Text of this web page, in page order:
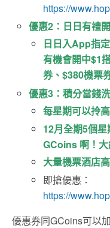
https://
優惠2：日日有禮開
日日入App指
有機會開中$1
券、$380機票
優惠3：積分當錢
每星期可以拎
12月全期5個
GCoins 啊！
大量機票酒店
即搶優惠：
https://
優惠券同GCoins可以